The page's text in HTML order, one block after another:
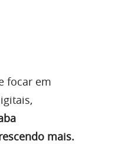
focar em
mais.